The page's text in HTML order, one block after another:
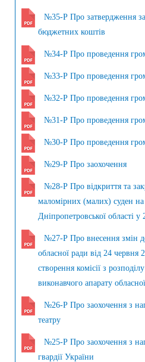
№35-Р Про затвердження
бюджетних коштів
№34-Р Про проведення
№33-Р Про проведення
№32-Р Про проведення
№31-Р Про проведення
№30-Р Про проведення
№29-Р Про заохочення
№28-Р Про відкриття та
маломірних (малих) суден
Дніпропетровської області у
№27-Р Про внесення змін
обласної ради від 24
створення комісії з
виконавчого апарату
№26-Р Про заохочення з
театру
№25-Р Про заохочення з
гвардії України